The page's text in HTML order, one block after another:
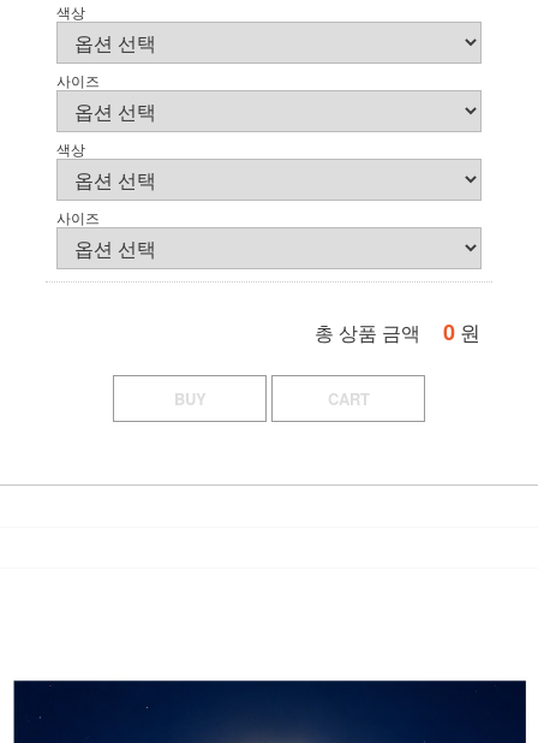
색상
사이즈
색상
사이즈
총 상품 금액 0 원
BUY CART